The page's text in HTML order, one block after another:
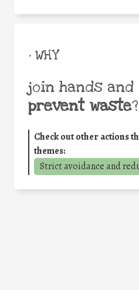
• WHY
join hands
prevent waste?
Check out other actions
themes:
Strict avoidance and